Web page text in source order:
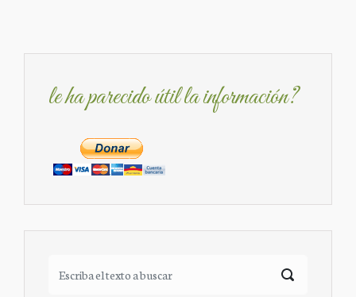
le ha parecido útil la información?